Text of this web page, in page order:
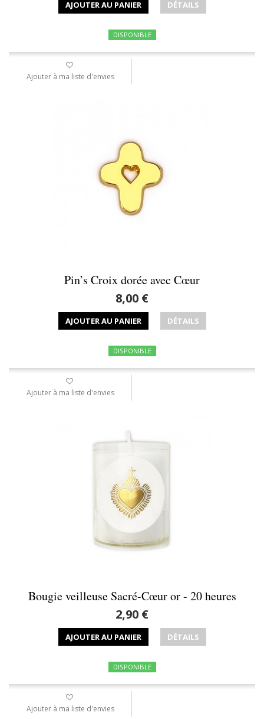
AJOUTER AU PANIER DÉTAILS
DISPONIBLE
Ajouter à ma liste d'envies
Pin’s Croix dorée avec Cœur
8,00 €
AJOUTER AU PANIER DÉTAILS
DISPONIBLE
Ajouter à ma liste d'envies
Bougie veilleuse Sacré-Cœur or - 20 heures
2,90 €
AJOUTER AU PANIER DÉTAILS
DISPONIBLE
Ajouter à ma liste d'envies